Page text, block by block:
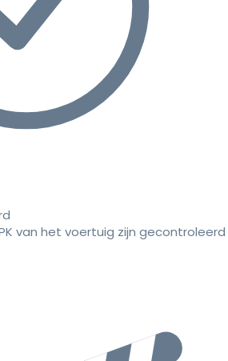
van het voertuig zijn gecontroleerd